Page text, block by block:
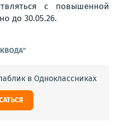
с повышенной
до 30.05.26.
в Одноклассниках